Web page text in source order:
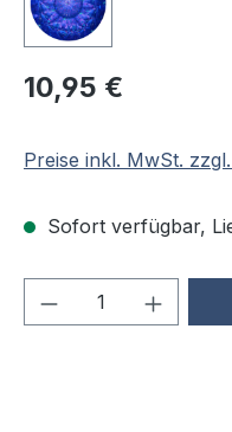
Regulärer Preis:
10,95 €
Preise inkl. MwSt.
Sofort verfügbar,
Produkt